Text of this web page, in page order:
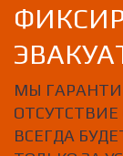
МЫ
ВСЕГДА